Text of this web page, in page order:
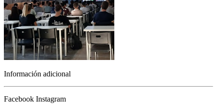
Información adicional
Facebook Instagram